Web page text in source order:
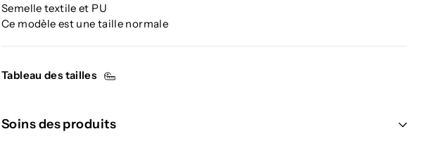
Semelle textile et PU
Ce modèle est une taille normale
Tableau des tailles
Soins des produits